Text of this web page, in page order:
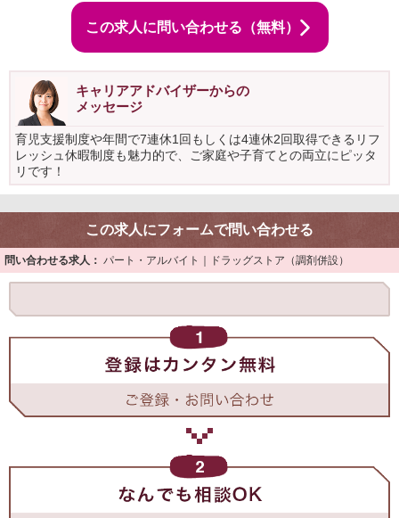
この求人に問い合わせる（無料）
キャリアアドバイザーからの
メッセージ
育児支援制度や年間で7連休1回もしくは4連休2回取得できるリフ
レッシュ休暇制度も魅力的で、ご家庭や子育てとの両立にピッタ
リです！
この求人にフォームで問い合わせる
問い合わせる求人： パート・アルバイト｜ドラッグストア（調剤併設）